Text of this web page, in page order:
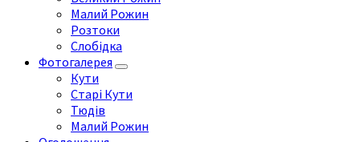
Малий Рожин
Розтоки
Слобідка
Фотогалерея
Кути
Старі Кути
Тюдів
Малий Рожин